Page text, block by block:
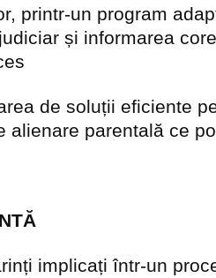
printr-un program
și informarea
de soluții eficiente
alienare parentală ce
implicați într-un